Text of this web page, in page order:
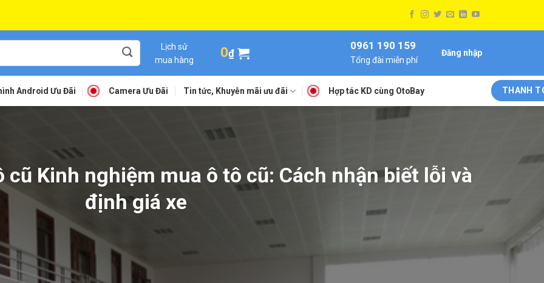
Lịch sử
mua hàng
0₫
0961 190 159
Tổng đài miễn phí
Đăng nhập
Android Ưu Đãi Camera Ưu Đãi Tin tức, Khuyễn mãi ưu đãi Hợp tác KD cùng OtoBay THANH
Kinh nghiệm mua ô tô cũ: Cách nhận biết lỗi và
định giá xe